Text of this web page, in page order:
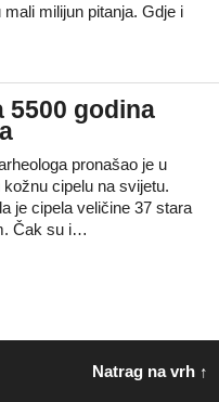
milijun pitanja. Gdje i
5500 godina
pronašao je u
cipelu na svijetu.
je cipela veličine 37 stara
Čak su i…
Natrag na vrh ↑